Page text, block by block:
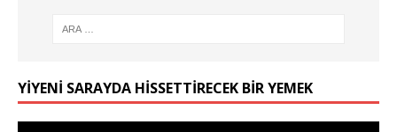
YIYENI SARAYDA HISSETTIRECEK BIR YEMEK